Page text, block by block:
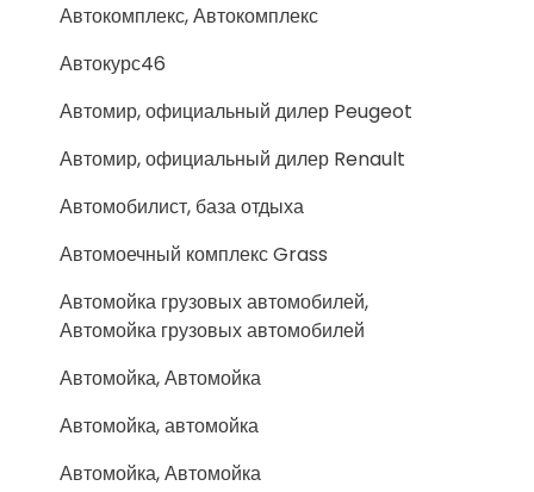
Автокомплекс, Автокомплекс
Автокурс46
Автомир, официальный дилер Peugeot
Автомир, официальный дилер Renault
Автомобилист, база отдыха
Автомоечный комплекс Grass
Автомойка грузовых автомобилей,
Автомойка грузовых автомобилей
Автомойка, Автомойка
Автомойка, автомойка
Автомойка, Автомойка